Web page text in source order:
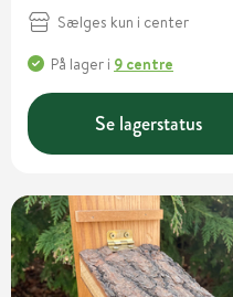
Sælges kun i center
På lager i 9 centre
Se lagerstatus